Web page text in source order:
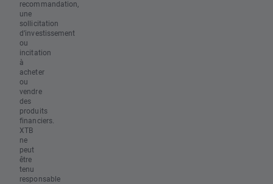
recommandation,
une
sollicitation
d’investissement
ou
incitation
à
acheter
ou
vendre
des
produits
financiers.
XTB
ne
peut
être
tenu
responsable